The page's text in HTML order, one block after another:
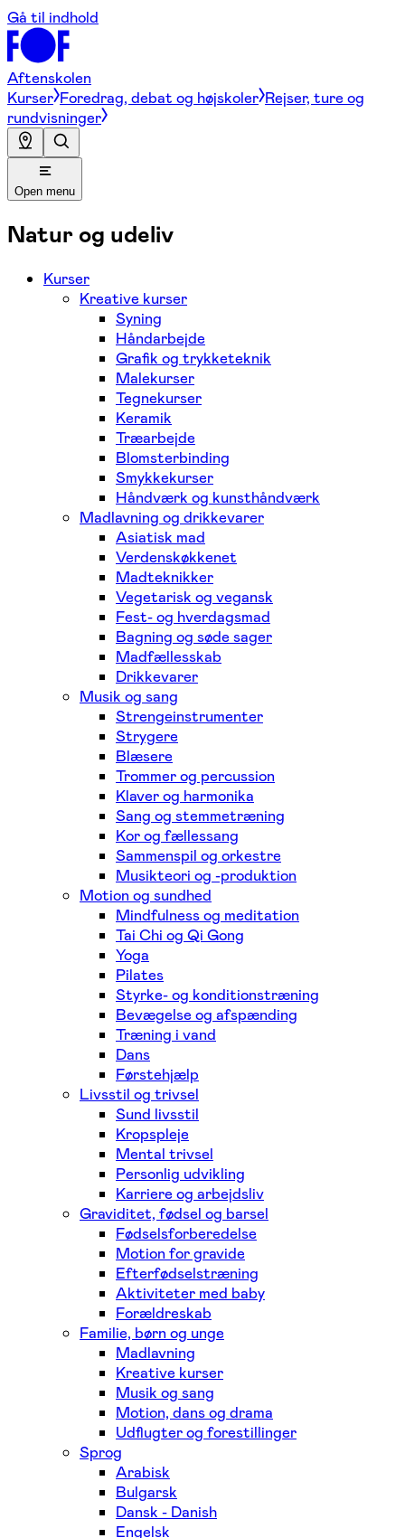
Gå til indhold
Aftenskolen
Kurser Foredrag, debat og højskoler Rejser, ture og
rundvisninger
Open menu
Natur og udeliv
Kurser
Kreative kurser
Syning
Håndarbejde
Grafik og trykketeknik
Malekurser
Tegnekurser
Keramik
Træarbejde
Blomsterbinding
Smykkekurser
Håndværk og kunsthåndværk
Madlavning og drikkevarer
Asiatisk mad
Verdenskøkkenet
Madteknikker
Vegetarisk og vegansk
Fest- og hverdagsmad
Bagning og søde sager
Madfællesskab
Drikkevarer
Musik og sang
Strengeinstrumenter
Strygere
Blæsere
Trommer og percussion
Klaver og harmonika
Sang og stemmetræning
Kor og fællessang
Sammenspil og orkestre
Musikteori og -produktion
Motion og sundhed
Mindfulness og meditation
Tai Chi og Qi Gong
Yoga
Pilates
Styrke- og konditionstræning
Bevægelse og afspænding
Træning i vand
Dans
Førstehjælp
Livsstil og trivsel
Sund livsstil
Kropspleje
Mental trivsel
Personlig udvikling
Karriere og arbejdsliv
Graviditet, fødsel og barsel
Fødselsforberedelse
Motion for gravide
Efterfødselstræning
Aktiviteter med baby
Forældreskab
Familie, børn og unge
Madlavning
Kreative kurser
Musik og sang
Motion, dans og drama
Udflugter og forestillinger
Sprog
Arabisk
Bulgarsk
Dansk - Danish
Engelsk